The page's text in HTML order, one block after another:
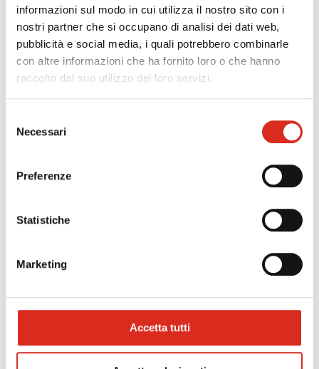
informazioni sul modo in cui utilizza il nostro sito con i
nostri partner che si occupano di analisi dei dati web,
pubblicità e social media, i quali potrebbero combinarle
con altre informazioni che ha fornito loro o che hanno
raccolto dal suo utilizzo dei loro servizi.
delNecessari
Preferenze
Statistiche
Marketing
Accetta tutti